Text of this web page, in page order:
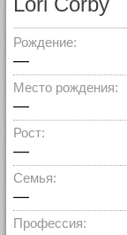
Рождение:
—
Место рождения:
—
Рост:
—
Семья:
—
Профессия: